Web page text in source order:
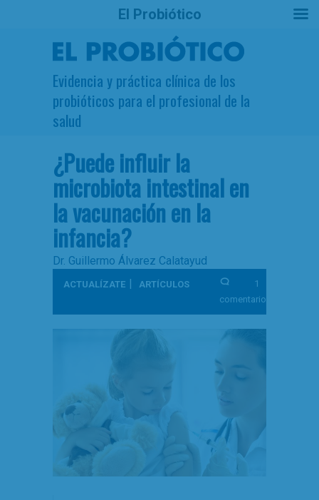
Evidencia y práctica clínica de los
probióticos para el profesional de la
salud
¿Puede influir la
microbiota intestinal en
la vacunación en la
infancia?
Dr. Guillermo Álvarez Calatayud
ACTUALÍZATE | ARTÍCULOS
1
comentario
El Probiótico